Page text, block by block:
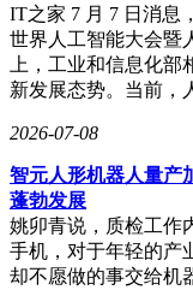
IT之家 7 月 7 日消息
世界人工智能大会暨
上，工业和信息化
新发展态势。当前
2026-07-08
智元人形机器人量产
蓬勃发展
姚卯青说，质检工作
手机，对于年轻的产
却不愿做的事交给机